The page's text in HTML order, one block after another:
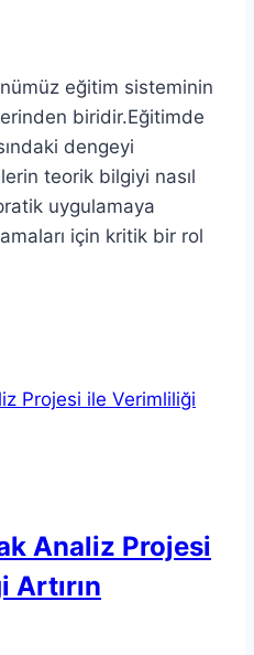
eğitim sisteminin
biridir.Eğitimde
dengeyi
teorik bilgiyi nasıl
uygulamaya
için kritik bir rol
Analiz Projesi